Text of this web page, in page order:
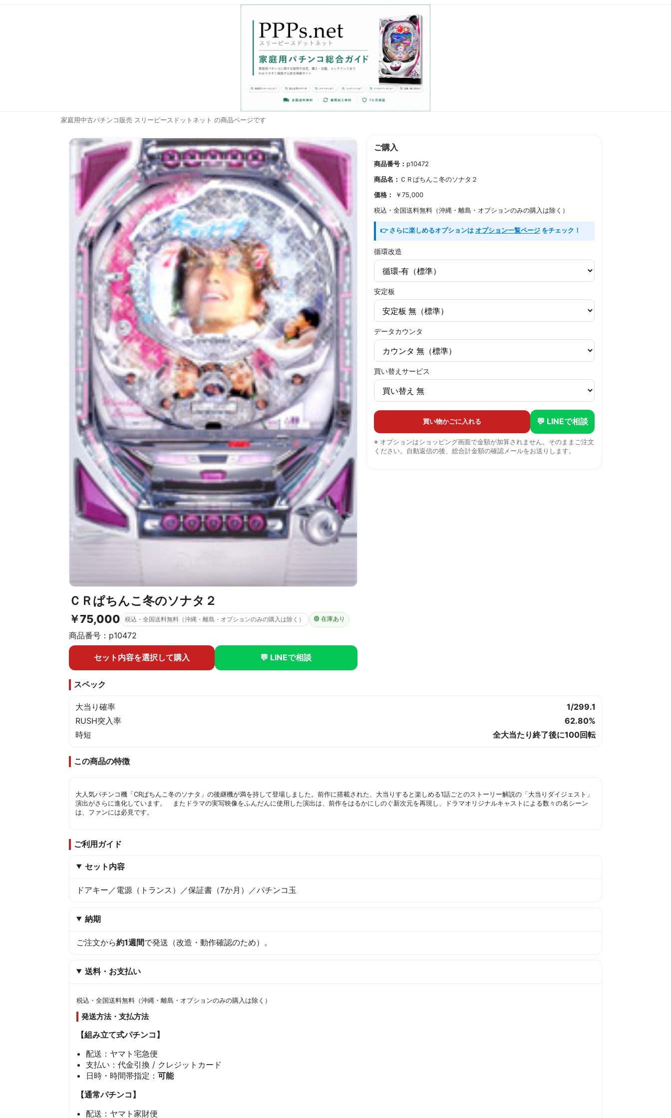
家庭用中古パチンコ販売 スリーピースドットネット の商品ページです
ＣＲぱちんこ冬のソナタ２
￥75,000 税込・全国送料無料（沖縄・離島・オプションのみの購入は除く） 🟢 在庫あり
商品番号： p10472
セット内容を選択して購入 💬 LINEで相談
ご購入
商品番号： p10472
商品名： ＣＲぱちんこ冬のソナタ２
価格：
￥75,000
税込・全国送料無料（沖縄・離島・オプションのみの購入は除く）
👉 さらに楽しめるオプションはオプション一覧ページをチェック！
循環改造
安定板
データカウンタ
買い替えサービス
買い物かごに入れる 💬 LINEで相談
※ オプションはショッピング画面で金額が加算されません。そのままご注文
ください。自動返信の後、総合計金額の確認メールをお送りします。
スペック
大当り確率
1/299.1
RUSH突入率
62.80%
時短
全大当たり終了後に100回転
この商品の特徴
大人気パチンコ機「CRぱちんこ冬のソナタ」の後継機が満を持して登場しました。前作に搭載された、大当りすると楽しめる1話ごとのストーリー解説の「大当りダイジェスト」
演出がさらに進化しています。 またドラマの実写映像をふんだんに使用した演出は、前作をはるかにしのぐ新次元を再現し、ドラマオリジナルキャストによる数々の名シーン
は、ファンには必見です。
ご利用ガイド
セット内容
ドアキー／電源（トランス）／保証書（7か月）／パチンコ玉
納期
ご注文から約1週間で発送（改造・動作確認のため）。
送料・お支払い
税込・全国送料無料（沖縄・離島・オプションのみの購入は除く）
発送方法・支払方法
【組み立て式パチンコ】
配送：ヤマト宅急便
支払い：代金引換 / クレジットカード
日時・時間帯指定：可能
【通常パチンコ】
配送：ヤマト家財便